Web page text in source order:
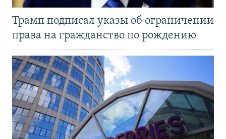
Трамп подписал указы об ограничении
права на гражданство по рождению